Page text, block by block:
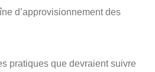
d’approvisionnement des
pratiques que devraient suivre